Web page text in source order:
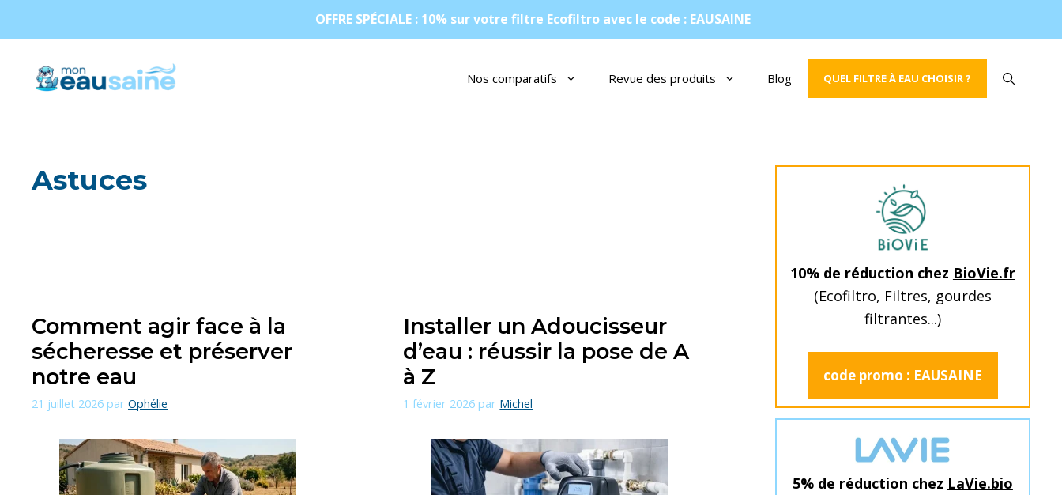
OFFRE SPÉCIALE : 10% sur votre filtre Ecofiltro avec le code : EAUSAINE
Nos comparatifs Revue des produits Blog QUEL FILTRE À EAU CHOISIR ?
Astuces
Comment agir face à la
sécheresse et préserver
notre eau
21 juillet 2026 par Ophélie
Installer un Adoucisseur
d’eau : réussir la pose de A
à Z
1 février 2026 par Michel
10% de réduction chez BioVie.fr
(Ecofiltro, Filtres, gourdes
filtrantes...)
code promo : EAUSAINE
5% de réduction chez LaVie.bio